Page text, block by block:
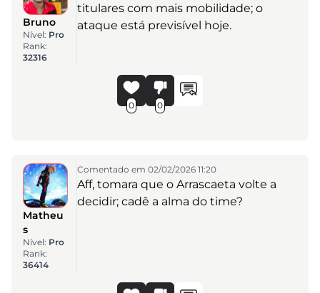
Bruno
Nível: Pro
Rank:
32316
titulares com mais mobilidade; o
ataque está previsível hoje.
0 0
Matheu
s
Nível: Pro
Rank:
36414
Comentado em 02/02/2026 11:20
Aff, tomara que o Arrascaeta volte a
decidir; cadê a alma do time?